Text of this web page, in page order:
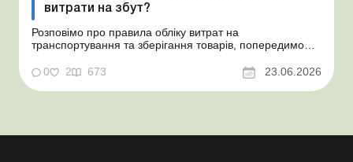
витрати на збут?
Розповімо про правила обліку витрат на
транспортування та зберігання товарів, попередимо
нормативне обґрунтування. Проблемні витрати:
податкові ризики та судова практика Здавалось би, у
цьому питанні неоднозначності бути не може. Однак,
0 2 673 23.06.2026